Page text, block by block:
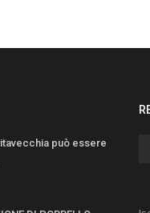
può essere